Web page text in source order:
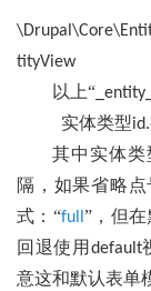
tityView
以上“
实体类型id.
其中实体类
隔，如果省略
式：“full ”，但
回退使用 default
意这和默认表单